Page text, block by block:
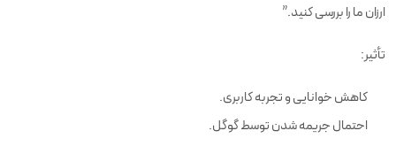
ارزان ما را بررسی کنید.”
تأثیر:
کاهش خوانایی و تجربه کاربری.
احتمال جریمه شدن توسط گوگل.